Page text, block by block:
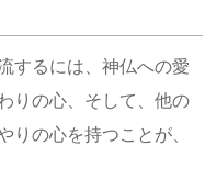
するには、神仏への愛
りの心、そして、他の
りの心を持つことが、